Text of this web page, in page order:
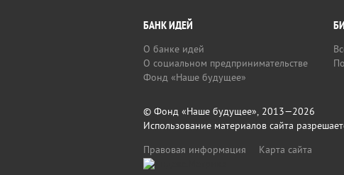
БАНК ИДЕЙ
О банке идей
О социальном предпринимательстве
Фонд «Наше будущее»
© Фонд «Наше будущее», 2013—2026
Использование материалов сайта
Правовая информация
Карта сайта